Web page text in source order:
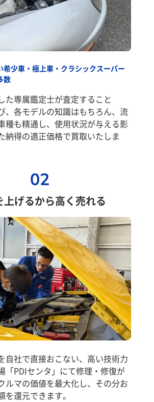
希少車・極上車・クラシックスーパー
数
た専属鑑定士が査定すること
、各モデルの知識はもちろん、流
種も精通し、使用状況が与える影
納得の適正価格で買取いたしま
02
上げるから高く売れる
自社で直接おこない、高い技術力
「PDIセンタ」にて修理・修復が
ルマの価値を最大化し、その分お
還元できます。